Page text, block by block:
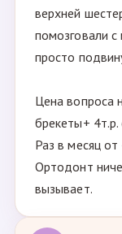
верхней
помозговали
просто
Цена вопроса
брекеты+
Раз в месяц
Ортодонт
вызывает.